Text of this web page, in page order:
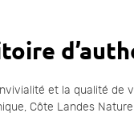
et la qualité
Côte Landes